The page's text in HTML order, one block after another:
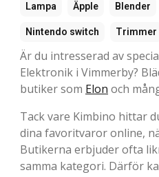
Lampa Äpple Blender
Nintendo switch Trimmer
Är du intresserad av
Elektronik i Vimmerby?
butiker som Elon och
Tack vare Kimbino hittar
dina favoritvaror online,
Butikerna erbjuder ofta
samma kategori. Därför